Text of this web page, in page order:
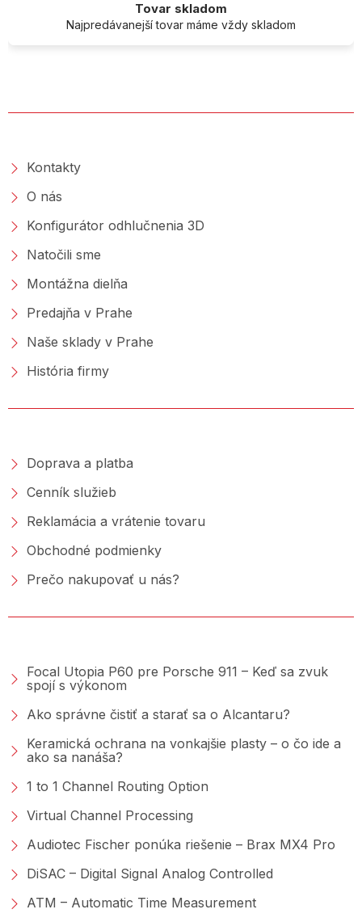
Tovar skladom
Najpredávanejší tovar máme vždy skladom
Kontakty
O nás
Konfigurátor odhlučnenia 3D
Natočili sme
Montážna dielňa
Predajňa v Prahe
Naše sklady v Prahe
História firmy
Doprava a platba
Cenník služieb
Reklamácia a vrátenie tovaru
Obchodné podmienky
Prečo nakupovať u nás?
Focal Utopia P60 pre Porsche 911 – Keď sa zvuk
spojí s výkonom
Ako správne čistiť a starať sa o Alcantaru?
Keramická ochrana na vonkajšie plasty – o čo ide a
ako sa nanáša?
1 to 1 Channel Routing Option
Virtual Channel Processing
Audiotec Fischer ponúka riešenie – Brax MX4 Pro
DiSAC – Digital Signal Analog Controlled
ATM – Automatic Time Measurement